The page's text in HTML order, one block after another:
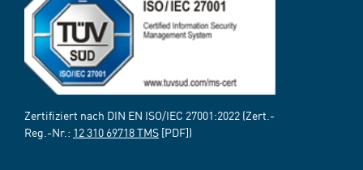
Zertifiziert nach DIN EN ISO/IEC 27001:2022 (Zert.-
Reg.-Nr.: 12 310 69718 TMS [PDF])